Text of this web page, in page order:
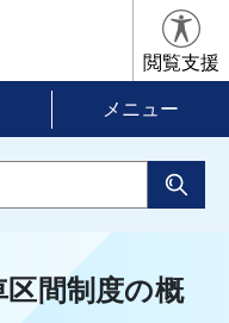
閲覧支援
メニュー
区間制度の概